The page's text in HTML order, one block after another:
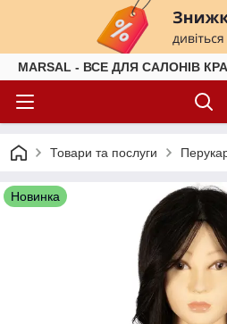
MARSAL - ВСЕ ДЛЯ САЛОНІВ
Товари та послуги
Новинка